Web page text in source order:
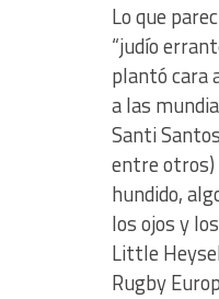
Lo que
“judío
plantó cara
a las
Santi
entre otros)
hundido,
los ojos y
Little
Rugby